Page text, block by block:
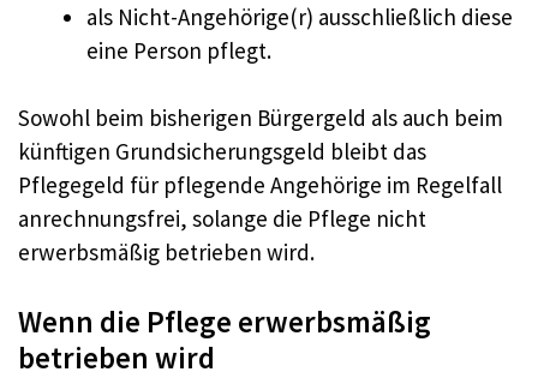
als Nicht-Angehörige(r) ausschließlich diese
eine Person pflegt.
Sowohl beim bisherigen Bürgergeld als auch beim
künftigen Grundsicherungsgeld bleibt das
Pflegegeld für pflegende Angehörige im Regelfall
anrechnungsfrei, solange die Pflege nicht
erwerbsmäßig betrieben wird.
Wenn die Pflege erwerbsmäßig
betrieben wird